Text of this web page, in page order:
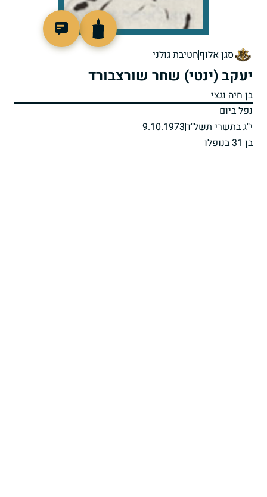
סגן אלוףחטיבת גולני
יעקב (ינטי) שחר שורצבורד
בן חיה וגצי
נפל ביום
י"ג בתשרי תשל"ד9.10.1973
בן 31 בנופלו